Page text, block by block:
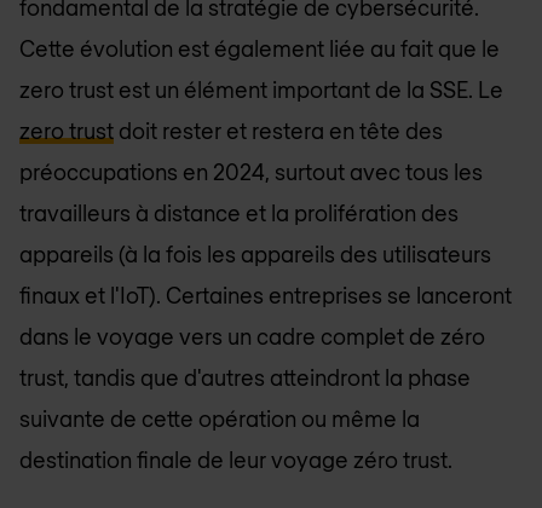
fondamental de la stratégie de cybersécurité.
Cette évolution est également liée au fait que le
zero trust est un élément important de la SSE. Le
zero trust doit rester et restera en tête des
préoccupations en 2024, surtout avec tous les
travailleurs à distance et la prolifération des
appareils (à la fois les appareils des utilisateurs
finaux et l'IoT). Certaines entreprises se lanceront
dans le voyage vers un cadre complet de zéro
trust, tandis que d'autres atteindront la phase
suivante de cette opération ou même la
destination finale de leur voyage zéro trust.